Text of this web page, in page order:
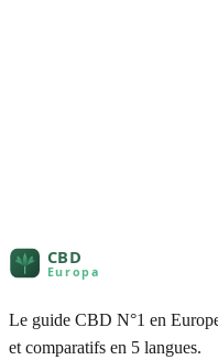
Le guide CBD N°1 en
et comparatifs en 5 langues.